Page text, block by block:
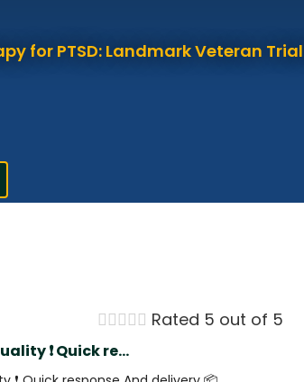
for PTSD: Landmark Veteran
 Rated 5 out of 5
❗️ Quick re...